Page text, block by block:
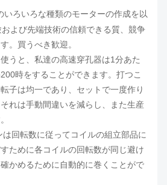
いろいろな種類のモーターの作成を以
および先端技術の信頼できる質、競争
。買うべき歓迎。
うと、私達の高速穿孔器は1分あた
時をすることができます。打つこ
子は均一であり、セットで一度作り
れは手動間違いを減らし、また生産
回転数に従ってコイルの組立部品に
ために各コイルの回転数が同じ避け
かめるために自動的に巻くことがで